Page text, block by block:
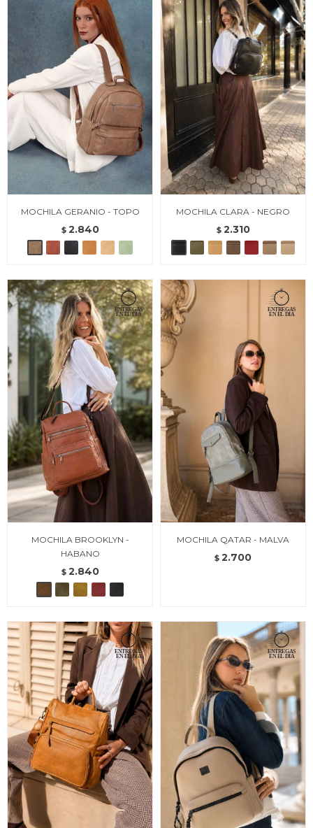
MOCHILA GERANIO - TOPO
$ 2.840
MOCHILA CLARA - NEGRO
$ 2.310
MOCHILA BROOKLYN -
HABANO
$ 2.840
MOCHILA QATAR - MALVA
$ 2.700